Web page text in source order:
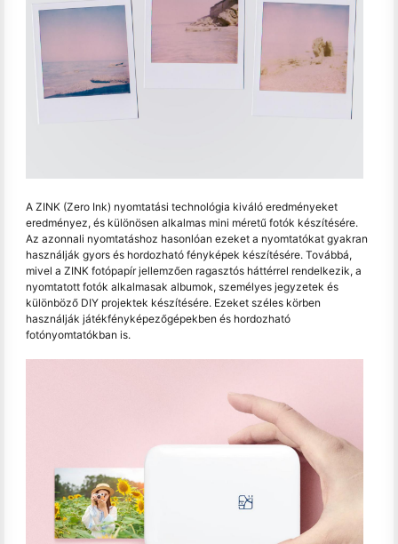
A ZINK (Zero Ink) nyomtatási technológia kiváló eredményeket
eredményez, és különösen alkalmas mini méretű fotók készítésére.
Az azonnali nyomtatáshoz hasonlóan ezeket a nyomtatókat gyakran
használják gyors és hordozható fényképek készítésére. Továbbá,
mivel a ZINK fotópapír jellemzően ragasztós háttérrel rendelkezik, a
nyomtatott fotók alkalmasak albumok, személyes jegyzetek és
különböző DIY projektek készítésére. Ezeket széles körben
használják játékfényképezőgépekben és hordozható
fotónyomtatókban is.